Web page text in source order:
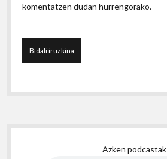
komentatzen dudan hurrengorako.
Sidebar
Azken podcastak